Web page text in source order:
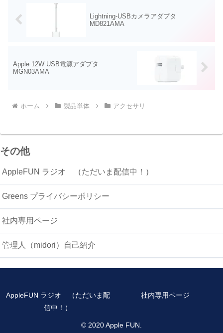
Lightning-USBカメラアダプタ
MD821AMA
Apple 12W USB電源アダプタ
MGN03AMA
ホーム 製品単体 アクセサリ
その他
AppleFUN ラジオ （ただいま配信中！）
Greens プライバシーポリシー
社内専用ページ
管理人（midori）自己紹介
AppleFUN ラジオ （ただいま配
信中！）
社内専用ページ
© 2020 Apple FUN.